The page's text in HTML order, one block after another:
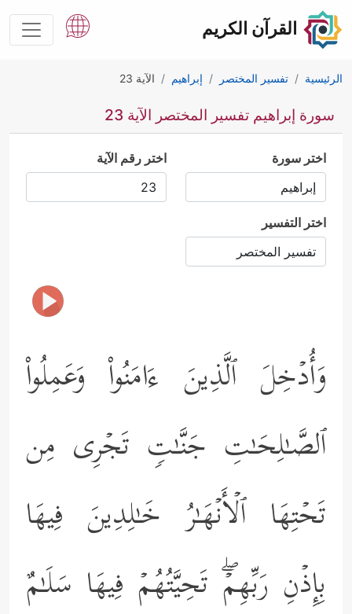
القرآن الكريم
الرئيسية تفسير المختصر إبراهيم الآية 23
سورة إبراهيم تفسير المختصر الآية 23
اختر سورة اختر رقم الآية
اختر التفسير
وَأُدۡخِلَ ٱلَّذِینَ ءَامَنُواْ وَعَمِلُواْ
ٱلصَّـٰلِحَـٰتِ جَنَّـٰتࣲ تَجۡرِی مِن
تَحۡتِهَا ٱلۡأَنۡهَـٰرُ خَـٰلِدِینَ فِیهَا
بِإِذۡنِ رَبِّهِمۡۖ تَحِیَّتُهُمۡ فِیهَا سَلَـٰمٌ